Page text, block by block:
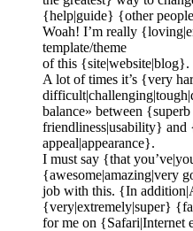
{help|guide} {other
Woah! I’m really
template/theme
of this {site|website|blog}.
A lot of times it’s {very
balance» between
friendliness|usability} and
appeal|appearance}.
I must say {that
{awesome|amazing|very
job with this. {In
{very|extremely|super}
for me on {Safari|Internet